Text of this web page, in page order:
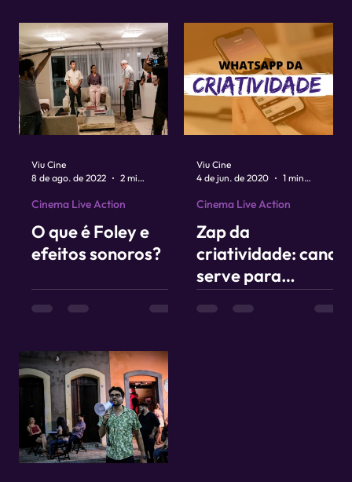
O que é Foley e
efeitos sonoros?
Cinema Live Action
Viu Cine
8 de ago. de 2022
2 min de leitura
Zap da
criatividade: canal
serve para
conteúdos
Cinema Live Action
Viu Cine
4 de jun. de 2020
1 min de leitura